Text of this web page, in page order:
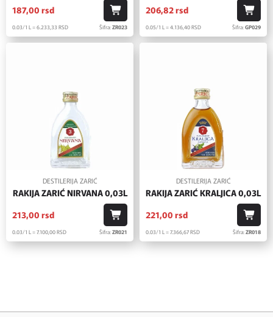
187,00 rsd
0.03/1 L = 6.233,33 RSD Šifra:ZR023
206,82rsd
0.05/1 L = 4.136,40RSD Šifra:GP029
DESTILERIJA ZARIĆ
RAKIJA ZARIĆ NIRVANA 0,03L
213,00 rsd
0.03/1 L = 7.100,00RSD Šifra:ZR021
DESTILERIJA ZARIĆ
RAKIJA ZARIĆ KRALJICA 0,03L
221,00 rsd
0.03/1 L = 7.366,67RSD Šifra:ZR018